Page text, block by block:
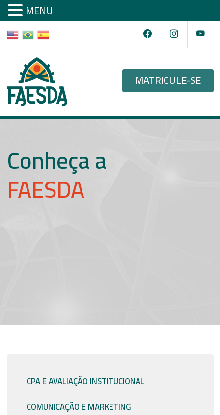
MATRICULE-SE
Conheça a
FAESDA
CPA E AVALIAÇÃO INSTITUCIONAL
COMUNICAÇÃO E MARKETING
MENU